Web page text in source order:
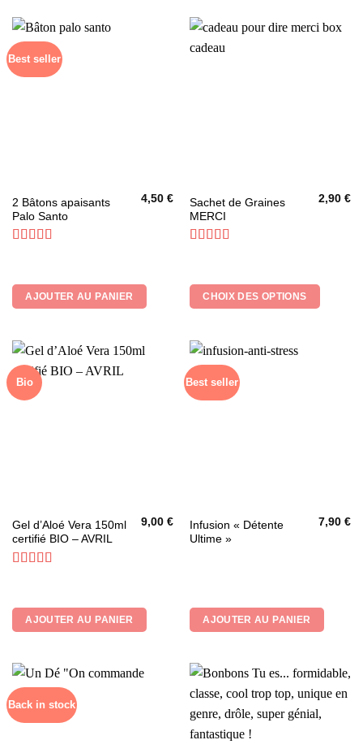
Best seller
2 Bâtons apaisants
Palo Santo
4,50€
AJOUTER AU PANIER
Sachet de Graines
MERCI
2,90€
CHOIX DES OPTIONS
Ce
produit
a
Les
options
être
choisies
sur
la
Bio
Gel d’Aloé Vera 150ml
certifié BIO – AVRIL
9,00€
AJOUTER AU PANIER
Best seller
Infusion « Détente
Ultime »
7,90€
AJOUTER AU PANIER
Back in stock